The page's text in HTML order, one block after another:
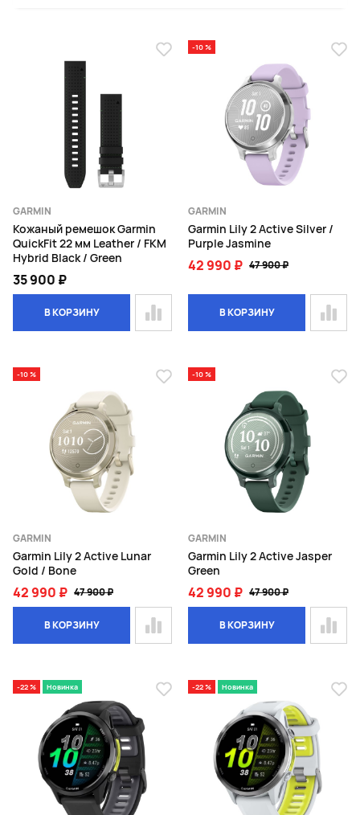
GARMIN
Кожаный ремешок Garmin
QuickFit 22 мм Leather / FKM
Hybrid Black / Green
35 900 ₽
В КОРЗИНУ
-10 %
GARMIN
Garmin Lily 2 Active Silver /
Purple Jasmine
42 990 ₽ 47 900 ₽
В КОРЗИНУ
-10 %
GARMIN
Garmin Lily 2 Active Lunar
Gold / Bone
42 990 ₽ 47 900 ₽
В КОРЗИНУ
-10 %
GARMIN
Garmin Lily 2 Active Jasper
Green
42 990 ₽ 47 900 ₽
В КОРЗИНУ
-22 % Новинка -22 % Новинка